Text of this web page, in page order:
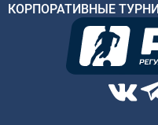
КОРПОРАТИВНЫЕ